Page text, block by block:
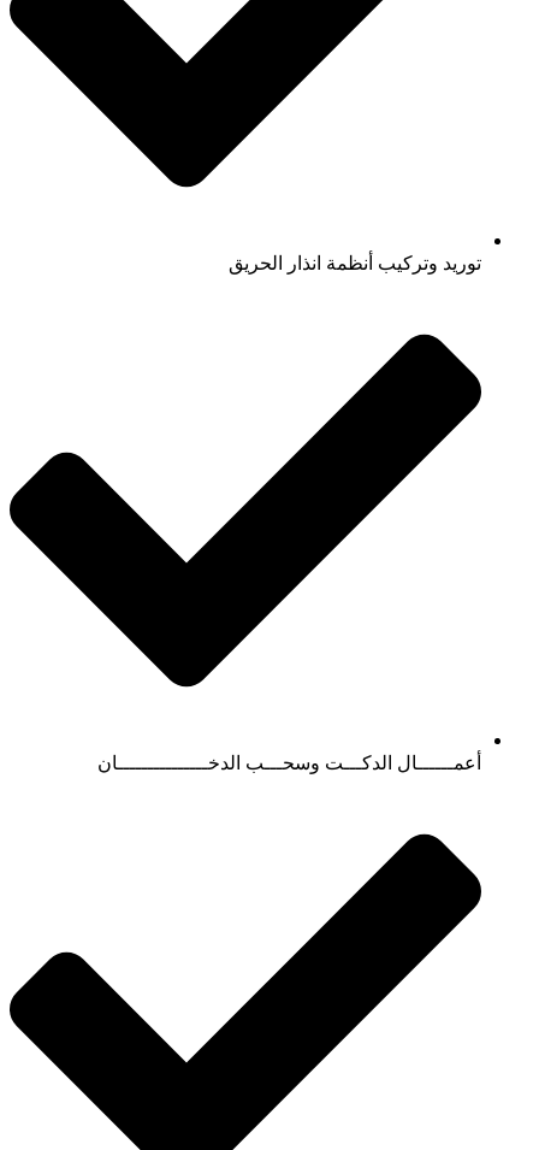
توريد وتركيب أنظمة انذار الحريق
أعمــــــال الدكـــت وسحـــب الدخـــــــــــــــان